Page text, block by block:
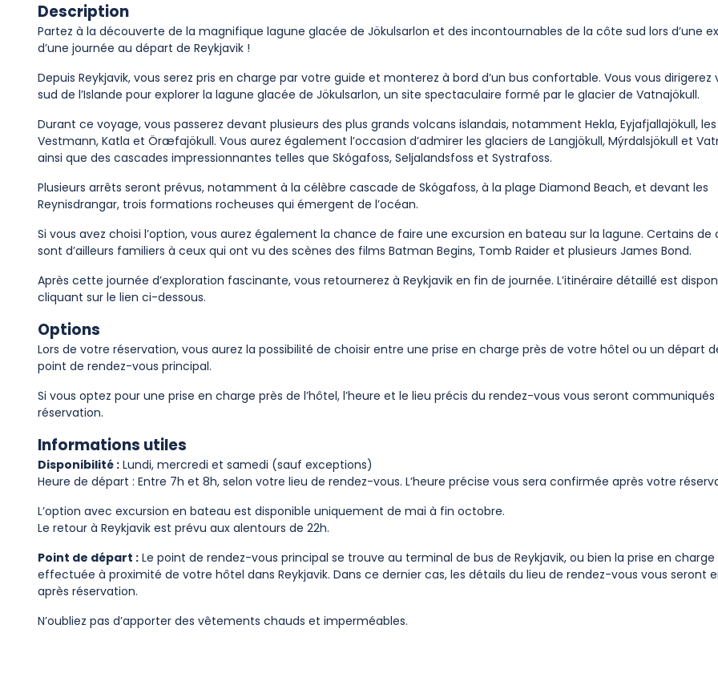
Description
Partez à la découverte de la magnifique lagune glacée de Jökulsarlon et des incontournables de la côte sud lors d’une
d’une journée au départ de Reykjavik !
Depuis Reykjavik, vous serez pris en charge par votre guide et monterez à bord d’un bus confortable. Vous vous dirigerez
sud de l’Islande pour explorer la lagune glacée de Jökulsarlon, un site spectaculaire formé par le glacier de Vatnajökull.
Durant ce voyage, vous passerez devant plusieurs des plus grands volcans islandais, notamment Hekla, Eyjafjallajökull,
Vestmann, Katla et Öræfajökull. Vous aurez également l’occasion d’admirer les glaciers de Langjökull, Mýrdalsjökull et
ainsi que des cascades impressionnantes telles que Skógafoss, Seljalandsfoss et Systrafoss.
Plusieurs arrêts seront prévus, notamment à la célèbre cascade de Skógafoss, à la plage Diamond Beach, et devant les
Reynisdrangar, trois formations rocheuses qui émergent de l’océan.
Si vous avez choisi l’option, vous aurez également la chance de faire une excursion en bateau sur la lagune. Certains de
sont d’ailleurs familiers à ceux qui ont vu des scènes des films Batman Begins, Tomb Raider et plusieurs James Bond.
Après cette journée d’exploration fascinante, vous retournerez à Reykjavik en fin de journée. L’itinéraire détaillé est
cliquant sur le lien ci-dessous.
Options
Lors de votre réservation, vous aurez la possibilité de choisir entre une prise en charge près de votre hôtel ou un départ
point de rendez-vous principal.
Si vous optez pour une prise en charge près de l’hôtel, l’heure et le lieu précis du rendez-vous vous seront communiqués
réservation.
Informations utiles
Disponibilité : Lundi, mercredi et samedi (sauf exceptions)
Heure de départ : Entre 7h et 8h, selon votre lieu de rendez-vous. L’heure précise vous sera confirmée après votre
L’option avec excursion en bateau est disponible uniquement de mai à fin octobre.
Le retour à Reykjavik est prévu aux alentours de 22h.
Point de départ : Le point de rendez-vous principal se trouve au terminal de bus de Reykjavik, ou bien la prise en
effectuée à proximité de votre hôtel dans Reykjavik. Dans ce dernier cas, les détails du lieu de rendez-vous vous seront
après réservation.
N’oubliez pas d’apporter des vêtements chauds et imperméables.